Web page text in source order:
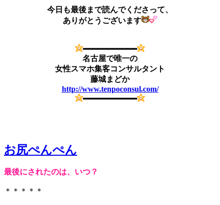
今日も最後まで読んでくださって、
ありがとうございます
━━━━━━━━━━━
名古屋で唯一の
女性スマホ集客コンサルタント
藤城まどか
http://www.tenpoconsul.com/
━━━━━━━━━━━
お尻ぺんぺん
最後にされたのは、いつ？
＊＊＊＊＊